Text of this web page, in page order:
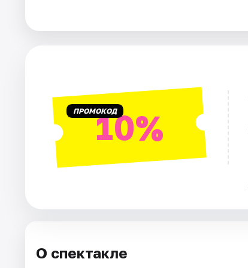
Города
Рейтинги ПРОМОКОД10%
О спектакле